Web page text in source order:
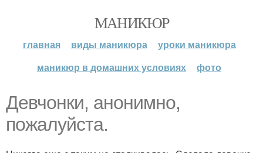
МАНИКЮР
главная виды маникюра
уроки маникюра
маникюр в домашних условиях
фото
Девчонки, анонимно,
пожалуйста.